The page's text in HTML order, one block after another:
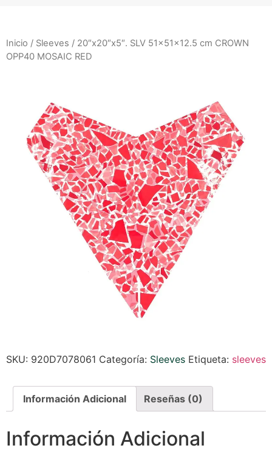
Inicio / Sleeves / 20″x20″x5″. SLV 51x51x12.5 cm CROWN
OPP40 MOSAIC RED
SKU: 920D7078061 Categoría: Sleeves Etiqueta: sleeves
Información Adicional Reseñas (0)
Información Adicional